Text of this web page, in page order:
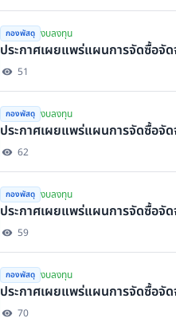
กองพัสดุ งบลงทุน
ประกาศเผยแพร่แผนการจัดซื้อจั
51
กองพัสดุ งบลงทุน
ประกาศเผยแพร่แผนการจัดซื้อจั
62
กองพัสดุ งบลงทุน
ประกาศเผยแพร่แผนการจัดซื้อจั
59
กองพัสดุ งบลงทุน
ประกาศเผยแพร่แผนการจัดซื้อจั
70